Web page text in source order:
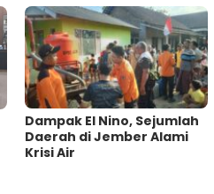
Dampak El Nino, Sejumlah
Daerah di Jember Alami
Krisi Air